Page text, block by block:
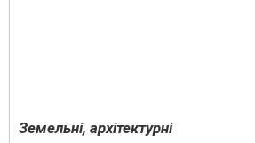
Земельні, архітектурні